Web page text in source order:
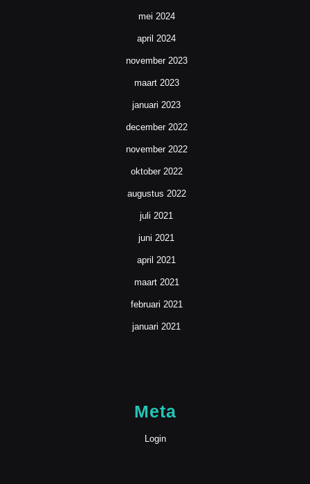
mei 2024
april 2024
november 2023
maart 2023
januari 2023
december 2022
november 2022
oktober 2022
augustus 2022
juli 2021
juni 2021
april 2021
maart 2021
februari 2021
januari 2021
Meta
Login